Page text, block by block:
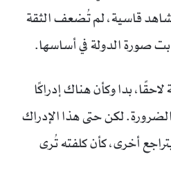
قاسية، لم تُضعف الثقة
صورة الدولة في أساسها.
بدا وكأن هناك إدراكًا
لكن حتى هذا الإدراك
أخرى، كأن كلفته تُرى